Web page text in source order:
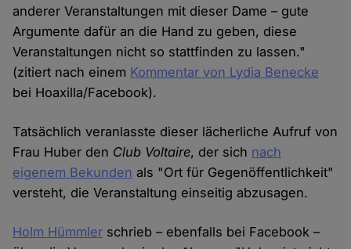
anderer Veranstaltungen mit dieser Dame – gute
Argumente dafür an die Hand zu geben, diese
Veranstaltungen nicht so stattfinden zu lassen."
(zitiert nach einem Kommentar von Lydia Benecke
bei Hoaxilla/Facebook).
Tatsächlich veranlasste dieser lächerliche Aufruf von
Frau Huber den Club Voltaire, der sich nach
eigenem Bekunden als "Ort für Gegenöffentlichkeit"
versteht, die Veranstaltung einseitig abzusagen.
Holm Hümmler schrieb – ebenfalls bei Facebook –